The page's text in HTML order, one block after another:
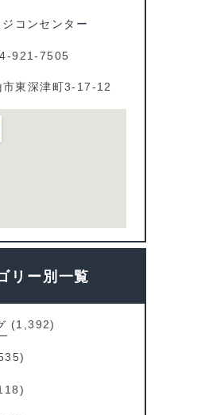
コンセンター
921-7505
市東深津町3-17-12
リー別一覧
(1,392)